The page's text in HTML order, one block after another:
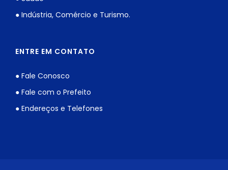
● Indústria, Comércio e Turismo.
ENTRE EM CONTATO
● Fale Conosco
● Fale com o Prefeito
● Endereços e Telefones